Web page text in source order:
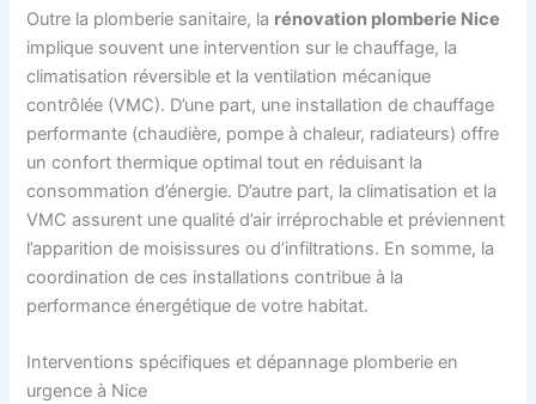
Outre la plomberie sanitaire, la rénovation plomberie Nice
implique souvent une intervention sur le chauffage, la
climatisation réversible et la ventilation mécanique
contrôlée (VMC). D’une part, une installation de chauffage
performante (chaudière, pompe à chaleur, radiateurs) offre
un confort thermique optimal tout en réduisant la
consommation d’énergie. D’autre part, la climatisation et la
VMC assurent une qualité d’air irréprochable et préviennent
l’apparition de moisissures ou d’infiltrations. En somme, la
coordination de ces installations contribue à la
performance énergétique de votre habitat.
Interventions spécifiques et dépannage plomberie en
urgence à Nice